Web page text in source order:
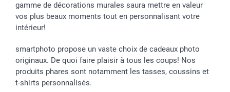
Chèque Cadeau
Investor Relations
B2B smartbusiness
Mariage
Fête d'anniversaire
Tous les évènements
Modes de Paiement
Identifiez-vous
Statut de ma commande
smarfriends
smartgarantie
smartbonus
gamme de décorations murales saura mettre en valeur
vos plus beaux moments tout en personnalisant votre
intérieur!
smartphoto propose un vaste choix de cadeaux photo
originaux. De quoi faire plaisir à tous les coups! Nos
produits phares sont notamment les tasses, coussins et
t-shirts personnalisés.